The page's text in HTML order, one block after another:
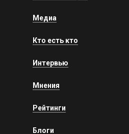
Медиа
Кто есть кто
Интервью
Мнения
Рейтинги
Блоги